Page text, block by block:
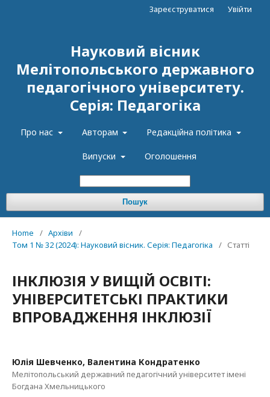
Науковий вісник
Мелітопольського державного
педагогічного університету.
Серія: Педагогіка
Про нас Авторам Редакційна політика
Випуски Оголошення
Пошук
Зареєструватися Увійти
Home / Архіви
/
Том 1 № 32 (2024): Науковий вісник. Серія: Педагогіка
/ Статті
ІНКЛЮЗІЯ У ВИЩІЙ ОСВІТІ:
УНІВЕРСИТЕТСЬКІ ПРАКТИКИ
ВПРОВАДЖЕННЯ ІНКЛЮЗІЇ
Юлія Шевченко, Валентина Кондратенко
Мелітопольський державний педагогічний університет імені
Богдана Хмельницького